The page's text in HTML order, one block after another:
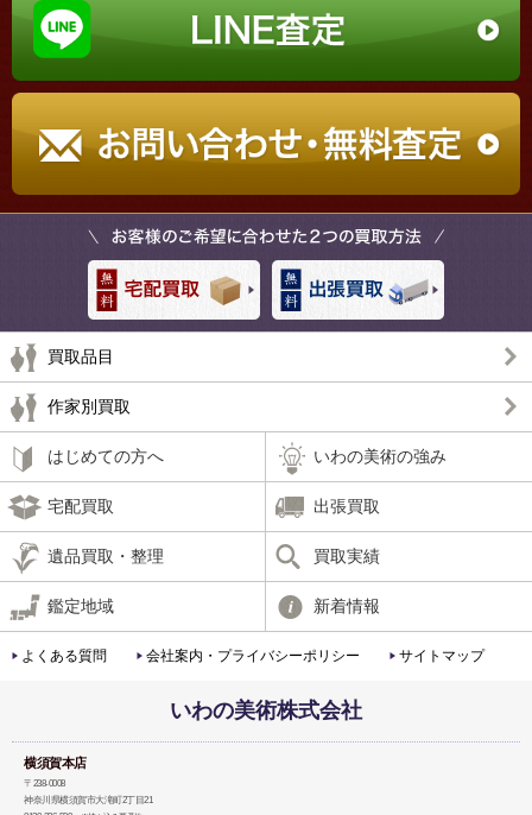
買取品目
作家別買取
はじめての方へ いわの美術の強み
宅配買取 出張買取
遺品買取・整理 買取実績
鑑定地域 新着情報
よくある質問 会社案内・プライバシーポリシー サイトマップ
いわの美術株式会社
横須賀本店
〒238-0008
神奈川県横須賀市大滝町2丁目21